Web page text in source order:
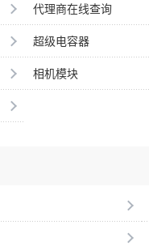
代理商在线查询
超级电容器
相机模块